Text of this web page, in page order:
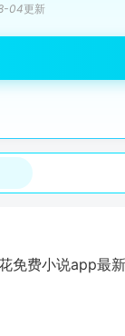
04更新